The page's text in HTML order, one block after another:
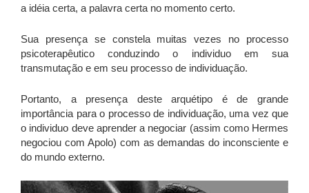
a idéia certa, a palavra certa no momento certo.
Sua presença se constela muitas vezes no processo
psicoterapêutico conduzindo o individuo em sua
transmutação e em seu processo de individuação.
Portanto, a presença deste arquétipo é de grande
importância para o processo de individuação, uma vez que
o individuo deve aprender a negociar (assim como Hermes
negociou com Apolo) com as demandas do inconsciente e
do mundo externo.